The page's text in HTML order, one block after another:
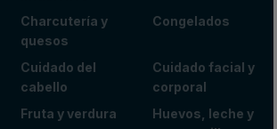
Charcutería y
quesos
Congelados
Cuidado del
cabello
Cuidado facial y
corporal
Fruta y verdura
Huevos, leche y